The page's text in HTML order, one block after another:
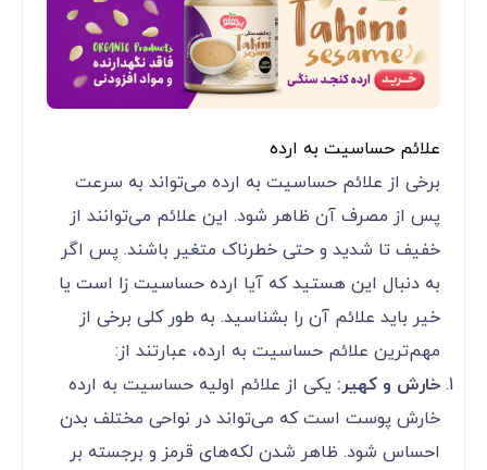
علائم حساسیت به ارده
برخی از علائم حساسیت به ارده می‌تواند به سرعت
پس از مصرف آن ظاهر شود. این علائم می‌توانند از
خفیف تا شدید و حتی خطرناک متغیر باشند. پس اگر
به دنبال این هستید که آیا ارده حساسیت زا است یا
خیر باید علائم آن را بشناسید. به طور کلی برخی از
مهم‌ترین علائم حساسیت به ارده، عبارتند از:
خارش و کهیر: یکی از علائم اولیه حساسیت به ارده
خارش پوست است که می‌تواند در نواحی مختلف بدن
احساس شود. ظاهر شدن لکه‌های قرمز و برجسته بر